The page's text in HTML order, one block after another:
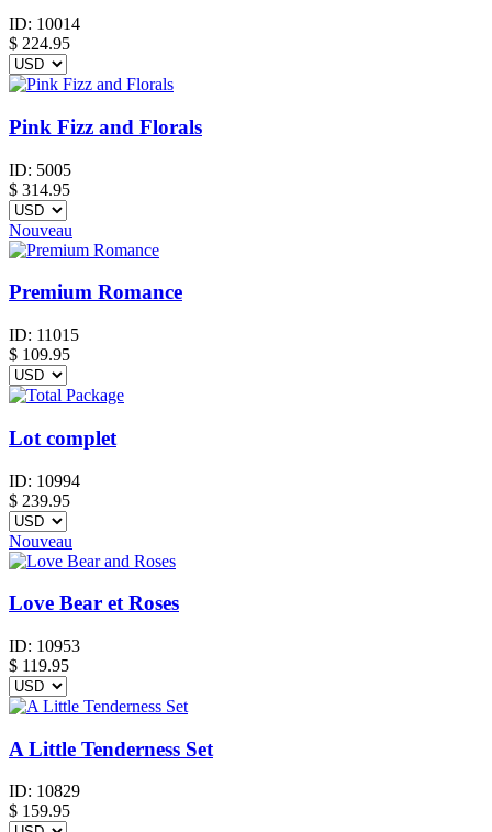
ID: 10014
$ 224.95
Pink Fizz and Florals
ID: 5005
$ 314.95
Nouveau
Premium Romance
ID: 11015
$ 109.95
Lot complet
ID: 10994
$ 239.95
Nouveau
Love Bear et Roses
ID: 10953
$ 119.95
A Little Tenderness Set
ID: 10829
$ 159.95